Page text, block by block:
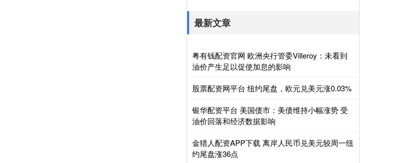
最新文章
粤有钱配资官网 欧洲央行管委Villeroy：未看到
油价产生足以促使加息的影响
股票配资网平台 纽约尾盘，欧元兑美元涨0.03%
银华配资平台 美国债市：美债维持小幅涨势 受
油价回落和经济数据影响
金猎人配资APP下载 离岸人民币兑美元较周一纽
约尾盘涨36点